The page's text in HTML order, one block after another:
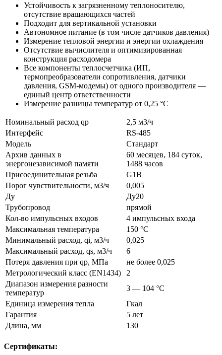
Устойчивость к загрязненному теплоносителю,
отсутствие вращающихся частей
Подходит для вертикальной установки
Автономное питание (в том числе датчиков давления)
Измерение тепловой энергии и энергии охлаждения
Отсутствие вычислителя и оптимизированная
конструкция расходомера
Все компоненты теплосчетчика (ИП,
термопреобразователи сопротивления, датчики
давления, GSM-модемы) от одного производителя —
единый центр ответственности
Измерение разницы температур от 0,25 °С
Номинальный расход qp
2,5 м3/ч
Интерфейс
RS-485
Модель
Стандарт
Архив данных в
энергонезависимой памяти
60 месяцев, 184 суток,
1488 часов
Присоединительная резьба
G1B
Порог чувствительности, м3/ч
0,005
Ду
Ду20
Трубопровод
прямой
Кол-во импульсных входов
4 импульсных входа
Максимальная температура
150 °C
Минимальный расход, qi, м3/ч
0,025
Максимальный расход, qs, м3/ч
6
Потеря давления при qp, МПа
не более 0,025
Метрологический класс (EN1434)
2
Диапазон измерения разности
температур
3 — 104 °C
Единица измерения тепла
Гкал
Гарантия
5 лет
Длина, мм
130
Сертификаты: